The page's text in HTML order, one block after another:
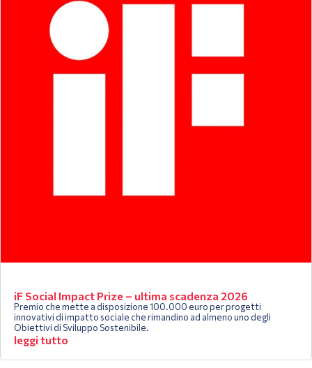
iF Social Impact Prize – ultima scadenza 2026
Premio che mette a disposizione 100.000 euro per progetti
innovativi di impatto sociale che rimandino ad almeno uno degli
Obiettivi di Sviluppo Sostenibile.
leggi tutto